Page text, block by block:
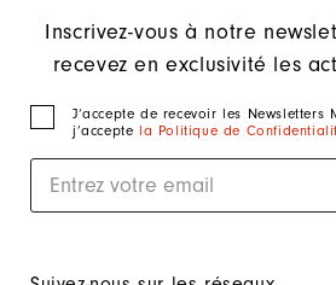
Inscrivez-vous à notre
recevez en exclusivité les
J‘accepte de recevoir les Newsletters
j’accepte la Politique de